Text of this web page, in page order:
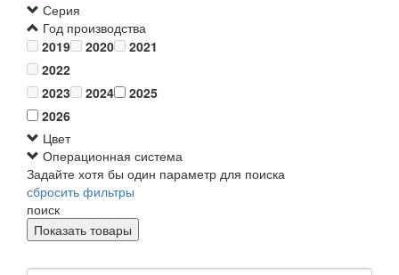
Серия
Год производства
2019
2020
2021
2022
2023
2024
2025
2026
Цвет
Операционная система
Задайте хотя бы один параметр для поиска
сбросить фильтры
поиск